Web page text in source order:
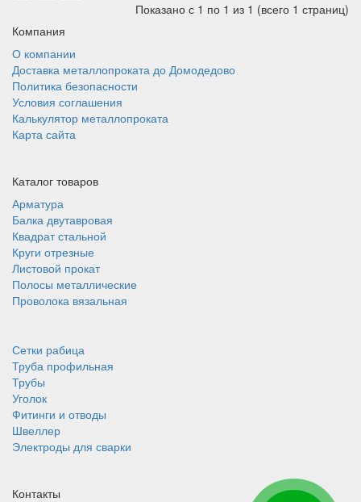
Показано с 1 по 1 из 1 (всего 1 страниц)
Компания
О компании
Доставка металлопроката до Домодедово
Политика безопасности
Условия соглашения
Калькулятор металлопроката
Карта сайта
Каталог товаров
Арматура
Балка двутавровая
Квадрат стальной
Круги отрезные
Листовой прокат
Полосы металлические
Проволока вязальная
Сетки рабица
Труба профильная
Трубы
Уголок
Фитинги и отводы
Швеллер
Электроды для сварки
Контакты